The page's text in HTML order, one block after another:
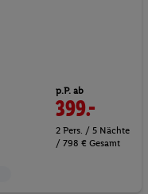
p.P. ab
399.-
2 Pers. / 5 Nächte
/ 798 € Gesamt